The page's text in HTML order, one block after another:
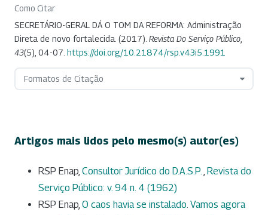
Como Citar
SECRETÁRIO-GERAL DÁ O TOM DA REFORMA: Administração
Direta de novo fortalecida. (2017). Revista Do Serviço Público
43(5), 04-07. https://doi.org/10.21874/rsp.v43i5.1991
Formatos de Citação
Artigos mais lidos pelo mesmo(s) autor(es)
RSP Enap, Consultor Jurídico do D.A.S.P., Revista do
Serviço Público: v. 94 n. 4 (1962)
RSP Enap, O caos havia se instalado. Vamos agora